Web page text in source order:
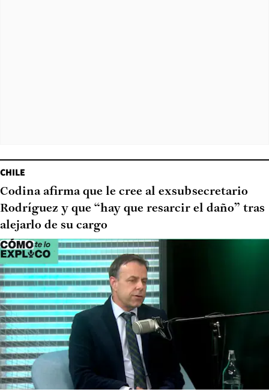
CHILE
Codina afirma que le cree al exsubsecretario
Rodríguez y que “hay que resarcir el daño” tras
alejarlo de su cargo